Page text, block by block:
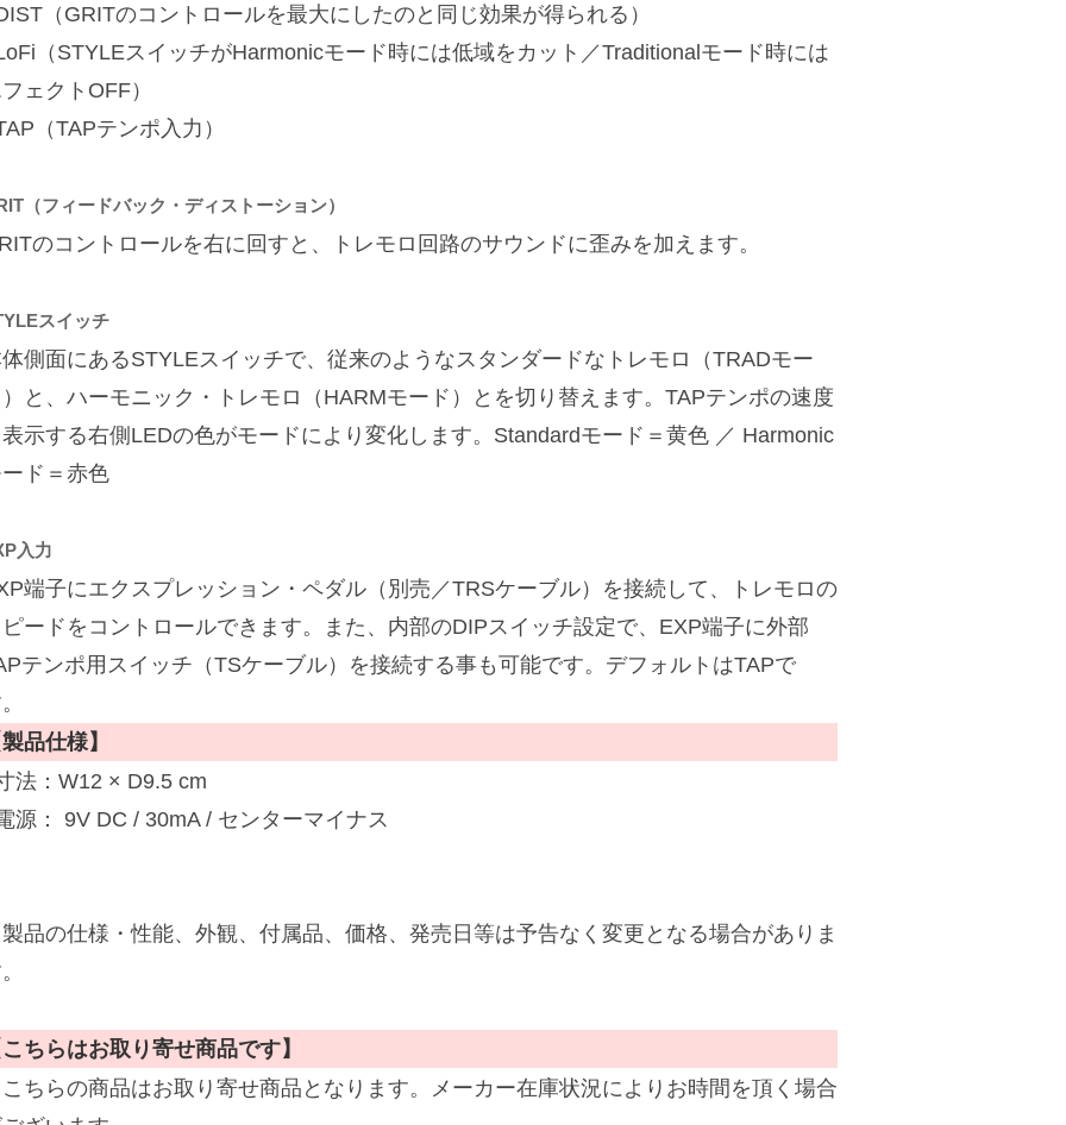
（GRITのコントロールを最大にしたのと同じ効果が得られる）
（STYLEスイッチがHarmonicモード時には低域をカット／Traditionalモード時には
ェクトOFF）
（TAPテンポ入力）
（フィードバック・ディストーション）
のコントロールを右に回すと、トレモロ回路のサウンドに歪みを加えます。
スイッチ
側面にあるSTYLEスイッチで、従来のようなスタンダードなトレモロ（TRADモー
と、ハーモニック・トレモロ（HARMモード）とを切り替えます。TAPテンポの速度
示する右側LEDの色がモードにより変化します。Standardモード＝黄色 ／ Harmonic
ド＝赤色
入力
端子にエクスプレッション・ペダル（別売／TRSケーブル）を接続して、トレモロの
ードをコントロールできます。また、内部のDIPスイッチ設定で、EXP端子に外部
テンポ用スイッチ（TSケーブル）を接続する事も可能です。デフォルトはTAPで
品仕様】
法：W12 × D9.5 cm
源： 9V DC / 30mA / センターマイナス
品の仕様・性能、外観、付属品、価格、発売日等は予告なく変更となる場合がありま
ちらはお取り寄せ商品です】
ちらの商品はお取り寄せ商品となります。メーカー在庫状況によりお時間を頂く場合